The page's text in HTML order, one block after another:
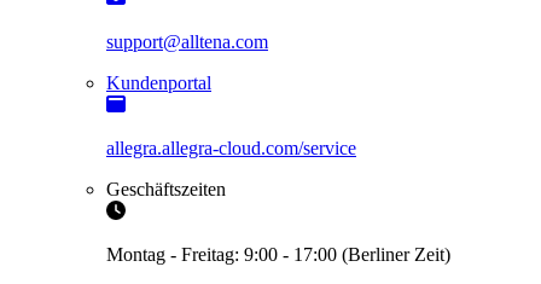
support@alltena.com
Kundenportal
allegra.allegra-cloud.com/service
Geschäftszeiten
Montag - Freitag: 9:00 - 17:00 (Berliner Zeit)